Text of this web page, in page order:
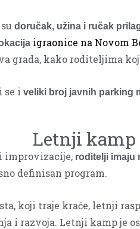
doručak, užina i ručak
igraonice na Novom
grada, kako roditeljima
se i veliki broj javnih parking
Letnji kamp
improvizacije, roditelji imaju
definisan program.
koji traje kraće, letnji
i razvoja. Letnji kamp je